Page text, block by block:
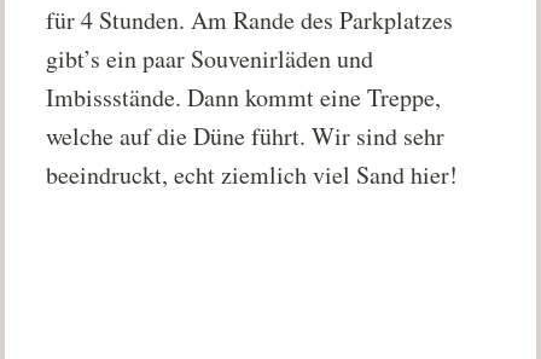
für 4 Stunden. Am Rande des Parkplatzes
gibt’s ein paar Souvenirläden und
Imbissstände. Dann kommt eine Treppe,
welche auf die Düne führt. Wir sind sehr
beeindruckt, echt ziemlich viel Sand hier!